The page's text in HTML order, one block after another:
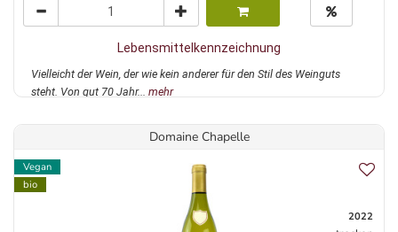
Lebensmittelkennzeichnung
Vielleicht der Wein, der wie kein anderer für den Stil des Weinguts
steht. Von gut 70 Jahr... mehr
Domaine Chapelle
Vegan
bio
2022